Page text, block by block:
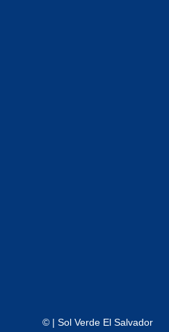
© | Sol Verde El Salvador